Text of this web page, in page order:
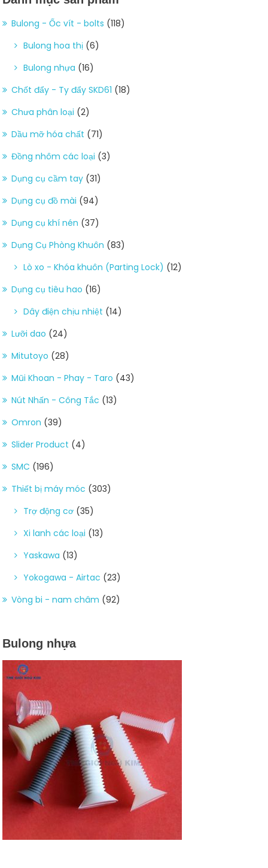
Bulong - Ốc vít - bolts (118)
Bulong hoa thị (6)
Bulong nhựa (16)
Chốt đẩy - Ty đẩy SKD61 (18)
Chưa phân loại (2)
Dầu mỡ hóa chất (71)
Đồng nhôm các loại (3)
Dụng cụ cầm tay (31)
Dụng cụ đồ mài (94)
Dụng cụ khí nén (37)
Dụng Cụ Phòng Khuôn (83)
Lò xo - Khóa khuôn (Parting Lock) (12)
Dụng cụ tiêu hao (16)
Dây điện chịu nhiệt (14)
Lưỡi dao (24)
Mitutoyo (28)
Mũi Khoan - Phay - Taro (43)
Nút Nhấn - Công Tắc (13)
Omron (39)
Slider Product (4)
SMC (196)
Thiết bị máy móc (303)
Trợ động cơ (35)
Xi lanh các loại (13)
Yaskawa (13)
Yokogawa - Airtac (23)
Vòng bi - nam châm (92)
Bulong nhựa